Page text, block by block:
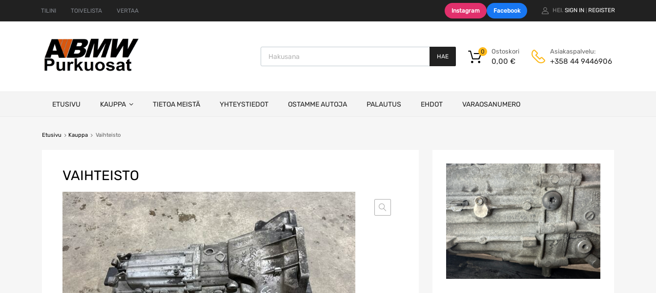
TILINI TOIVELISTA VERTAA Instagram Facebook HEI. SIGN IN REGISTER
Products search
HAE
Ostoskori
0,00 €
0 Asiakaspalvelu:
+358 44 9446906
ETUSIVU KAUPPA TIETOA MEISTÄ YHTEYSTIEDOT OSTAMME AUTOJA PALAUTUS EHDOT VARAOSANUMERO
Etusivu Kauppa Vaihteisto
VAIHTEISTO